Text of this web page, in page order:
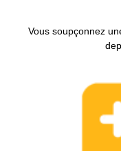
Vous soupçonnez